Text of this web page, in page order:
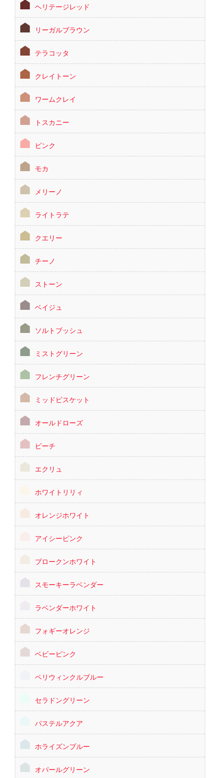
ヘリテージレッド
リーガルブラウン
テラコッタ
クレイトーン
ワームクレイ
トスカニー
ピンク
モカ
メリーノ
ライトラテ
クエリー
チーノ
ストーン
ベイジュ
ソルトブッシュ
ミストグリーン
フレンチグリーン
ミッドビスケット
オールドローズ
ピーチ
エクリュ
ホワイトリリィ
オレンジホワイト
アイシーピンク
ブロークンホワイト
スモーキーラベンダー
ラベンダーホワイト
フォギーオレンジ
ベビーピンク
ペリウィンクルブルー
セラドングリーン
パステルアクア
ホライズンブルー
オパールグリーン